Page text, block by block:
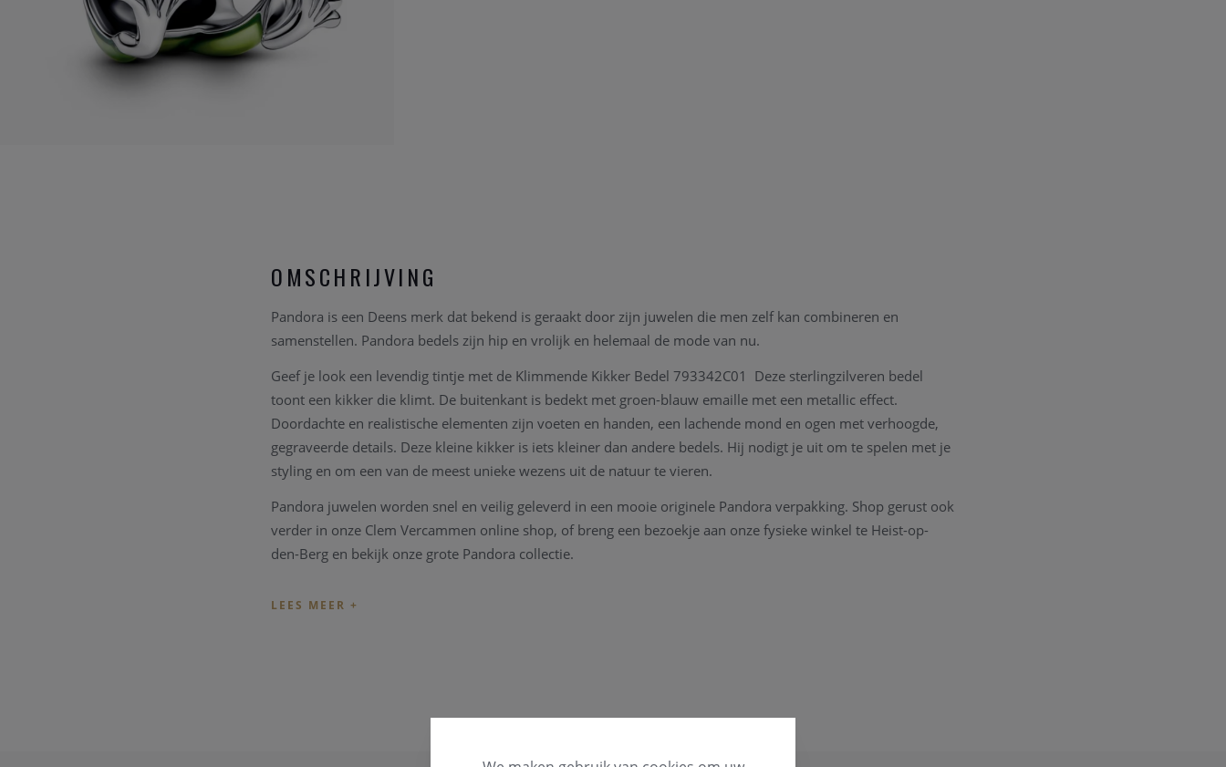
OMSCHRIJVING
Pandora is een Deens merk dat bekend is geraakt door zijn juwelen die men zelf kan combineren en
samenstellen. Pandora bedels zijn hip en vrolijk en helemaal de mode van nu.
Geef je look een levendig tintje met de Klimmende Kikker Bedel 793342C01 Deze sterlingzilveren bedel
toont een kikker die klimt. De buitenkant is bedekt met groen-blauw emaille met een metallic effect.
Doordachte en realistische elementen zijn voeten en handen, een lachende mond en ogen met verhoogde,
gegraveerde details. Deze kleine kikker is iets kleiner dan andere bedels. Hij nodigt je uit om te spelen met je
styling en om een van de meest unieke wezens uit de natuur te vieren.
Pandora juwelen worden snel en veilig geleverd in een mooie originele Pandora verpakking. Shop gerust ook
verder in onze Clem Vercammen online shop, of breng een bezoekje aan onze fysieke winkel te Heist-op-
den-Berg en bekijk onze grote Pandora collectie.